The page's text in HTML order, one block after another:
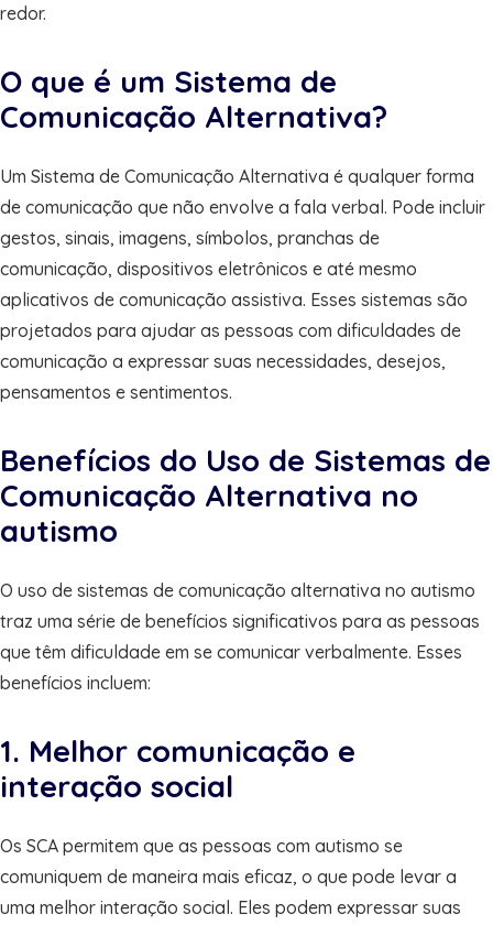
redor.
O que é um Sistema de
Comunicação Alternativa?
Um Sistema de Comunicação Alternativa é qualquer forma
de comunicação que não envolve a fala verbal. Pode incluir
gestos, sinais, imagens, símbolos, pranchas de
comunicação, dispositivos eletrônicos e até mesmo
aplicativos de comunicação assistiva. Esses sistemas são
projetados para ajudar as pessoas com dificuldades de
comunicação a expressar suas necessidades, desejos,
pensamentos e sentimentos.
Benefícios do Uso de Sistemas de
Comunicação Alternativa no
autismo
O uso de sistemas de comunicação alternativa no autismo
traz uma série de benefícios significativos para as pessoas
que têm dificuldade em se comunicar verbalmente. Esses
benefícios incluem:
1. Melhor comunicação e
interação social
Os SCA permitem que as pessoas com autismo se
comuniquem de maneira mais eficaz, o que pode levar a
uma melhor interação social. Eles podem expressar suas